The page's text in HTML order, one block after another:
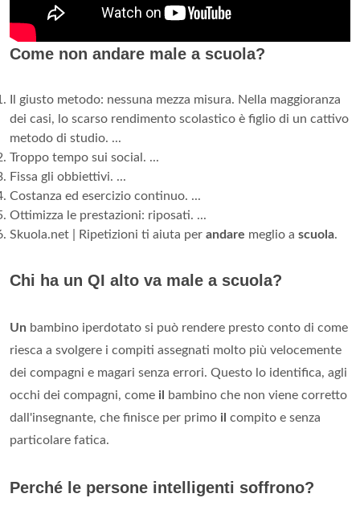
Come non andare male a scuola?
Il giusto metodo: nessuna mezza misura. Nella maggioranza
dei casi, lo scarso rendimento scolastico è figlio di un cattivo
metodo di studio. ...
Troppo tempo sui social. ...
Fissa gli obbiettivi. ...
Costanza ed esercizio continuo. ...
Ottimizza le prestazioni: riposati. ...
Skuola.net | Ripetizioni ti aiuta per andare meglio a scuola.
Chi ha un QI alto va male a scuola?
Un bambino iperdotato si può rendere presto conto di come
riesca a svolgere i compiti assegnati molto più velocemente
dei compagni e magari senza errori. Questo lo identifica, agli
occhi dei compagni, come il
bambino che non viene corretto
dall'insegnante, che finisce per primo il compito e senza
particolare fatica.
Perché le persone intelligenti soffrono?